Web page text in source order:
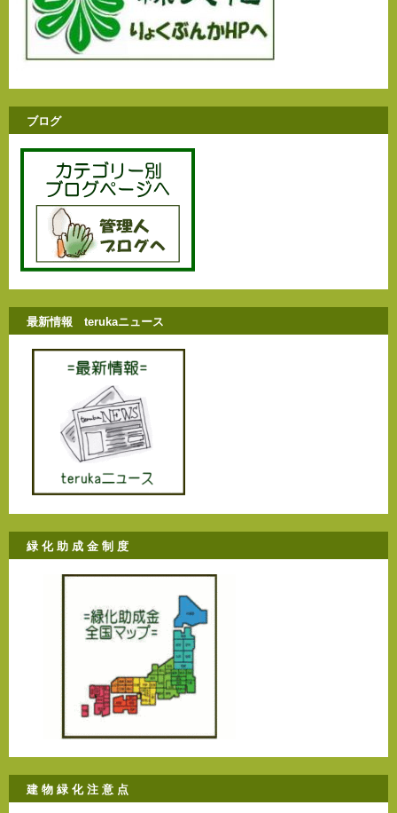
ブログ
最新情報 terukaニュース
緑 化 助 成 金 制 度
建 物 緑 化 注 意 点